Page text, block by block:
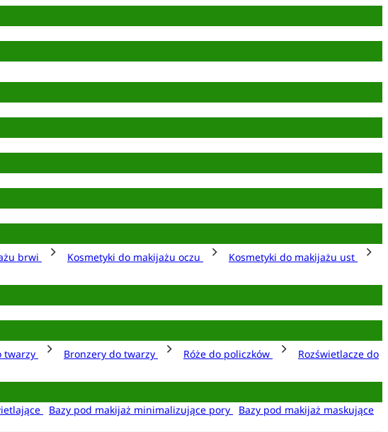
brwi Kosmetyki do makijażu oczu
Kosmetyki do makijażu ust
twarzy Bronzery do twarzy Róże do policzków
Rozświetlacze do
Bazy pod makijaż minimalizujące pory
Bazy pod makijaż maskujące